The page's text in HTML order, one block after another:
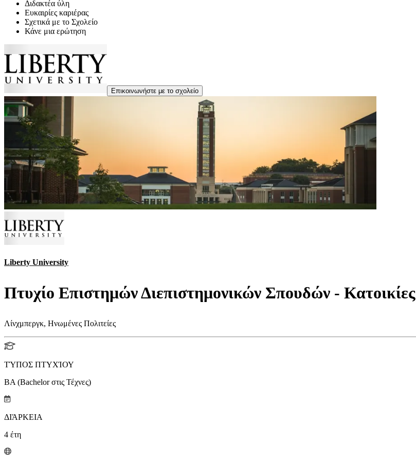
Διδακτέα ύλη
Ευκαιρίες καριέρας
Σχετικά με το Σχολείο
Κάνε μια ερώτηση
Επικοινωνήστε με το σχολείο
Liberty University
Πτυχίο Επιστημών Διεπιστημονικών Σπουδών - Κατοικίες
Λίνχμπεργκ, Ηνωμένες Πολιτείες
ΤΎΠΟΣ ΠΤΥΧΊΟΥ
BA (Bachelor στις Τέχνες)
ΔΙΆΡΚΕΙΑ
4 έτη